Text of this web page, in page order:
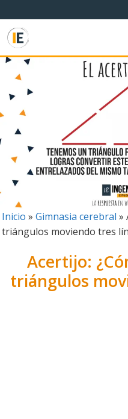
al
contenido
Inicio » Gimnasia cerebral »
triángulos moviendo tres
Acertijo:
triángulos